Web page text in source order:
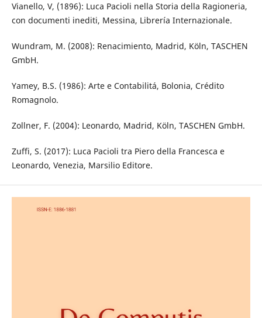
Vianello, V, (1896): Luca Pacioli nella Storia della Ragioneria,
con documenti inediti, Messina, Librería Internazionale.
Wundram, M. (2008): Renacimiento, Madrid, Köln, TASCHEN
GmbH.
Yamey, B.S. (1986): Arte e Contabilitá, Bolonia, Crédito
Romagnolo.
Zollner, F. (2004): Leonardo, Madrid, Köln, TASCHEN GmbH.
Zuffi, S. (2017): Luca Pacioli tra Piero della Francesca e
Leonardo, Venezia, Marsilio Editore.